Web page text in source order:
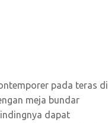
pada teras di
meja bundar
dapat